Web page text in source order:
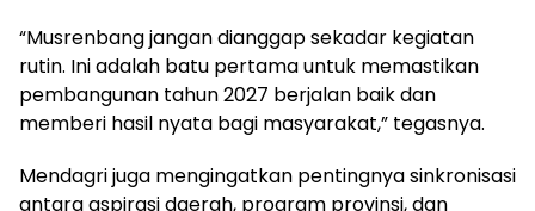
“Musrenbang jangan dianggap sekadar kegiatan
rutin. Ini adalah batu pertama untuk memastikan
pembangunan tahun 2027 berjalan baik dan
memberi hasil nyata bagi masyarakat,” tegasnya.
Mendagri juga mengingatkan pentingnya sinkronisasi
antara aspirasi daerah, program provinsi, dan